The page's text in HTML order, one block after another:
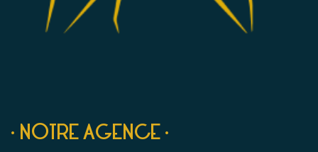
• NOTRE AGENCE •